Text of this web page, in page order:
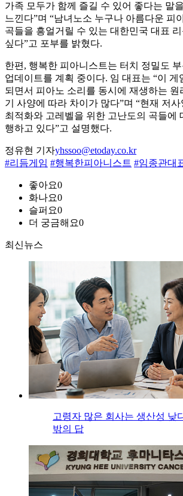
가족 모두가 함께 즐길 수 있어 좋다는 말
느낀다”며 “남녀노소 누구나 아름다운 피
곡들을 흥얼거릴 수 있는 대한민국 대표
싶다”고 포부를 밝혔다.
한편, 행복한 피아니스트는 터치 정밀도
업데이트를 계획 중이다. 임 대표는 “이 게
되면서 피아노 소리를 동시에 재생하는
기 사양에 따라 차이가 많다”며 “현재 저
최적화와 고레벨을 위한 고난도의 곡들에
행하고 있다”고 설명했다.
정유현 기자yhssoo@etoday.co.kr
#리듬게임 #행복한피아니스트 #임종관대
좋아요0
화나요0
슬퍼요0
더 궁금해요0
최신뉴스
고령자 많은 회사는 생산성 낮
밖의 답